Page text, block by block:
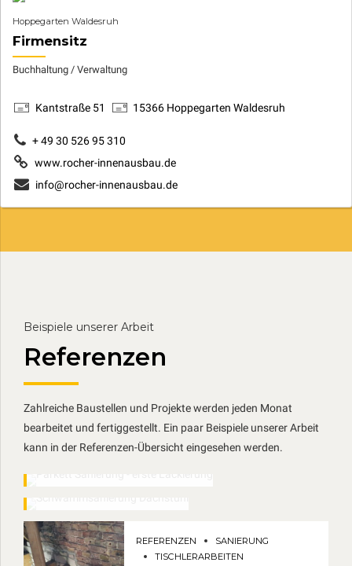
Hoppegarten Waldesruh
Firmensitz
Buchhaltung / Verwaltung
Kantstraße 51 15366 Hoppegarten Waldesruh
+ 49 30 526 95 310
www.rocher-innenausbau.de
info@rocher-innenausbau.de
Beispiele unserer Arbeit
Referenzen
Zahlreiche Baustellen und Projekte werden jeden Monat
bearbeitet und fertiggestellt. Ein paar Beispiele unserer Arbeit
kann in der Referenzen-Übersicht eingesehen werden.
Referenz Sanierung
Parkett Schleifen +
REFERENZEN
SANIERUNG
TISCHLERARBEITEN